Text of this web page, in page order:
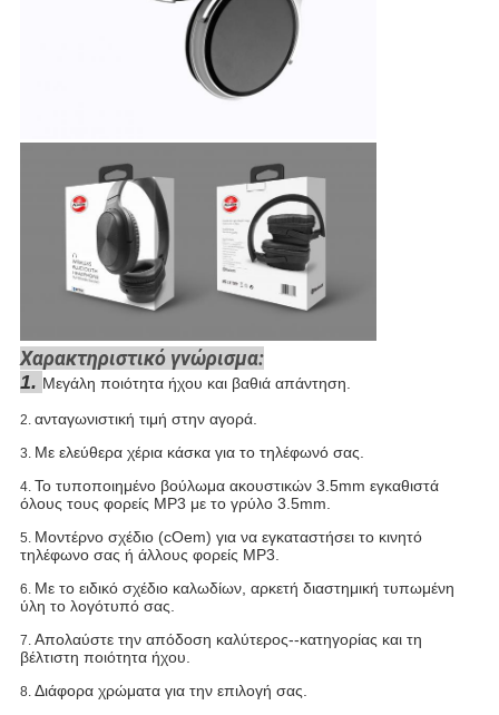
Χαρακτηριστικό γνώρισμα:
1. Μεγάλη ποιότητα ήχου και βαθιά απάντηση.
2. ανταγωνιστική τιμή στην αγορά.
3. Με ελεύθερα χέρια κάσκα για το τηλέφωνό σας.
4. Το τυποποιημένο βούλωμα ακουστικών 3.5mm εγκαθιστά
όλους τους φορείς MP3 με το γρύλο 3.5mm.
5. Μοντέρνο σχέδιο (cOem) για να εγκαταστήσει το κινητό
τηλέφωνο σας ή άλλους φορείς MP3.
6. Με το ειδικό σχέδιο καλωδίων, αρκετή διαστημική τυπωμένη
ύλη το λογότυπό σας.
7. Απολαύστε την απόδοση καλύτερος--κατηγορίας και τη
βέλτιστη ποιότητα ήχου.
8. Διάφορα χρώματα για την επιλογή σας.